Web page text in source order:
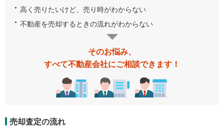
高く売りたいけど、売り時がわからない
不動産を売却するときの流れがわからない
そのお悩み、
すべて不動産会社にご相談できます！
売却査定の流れ